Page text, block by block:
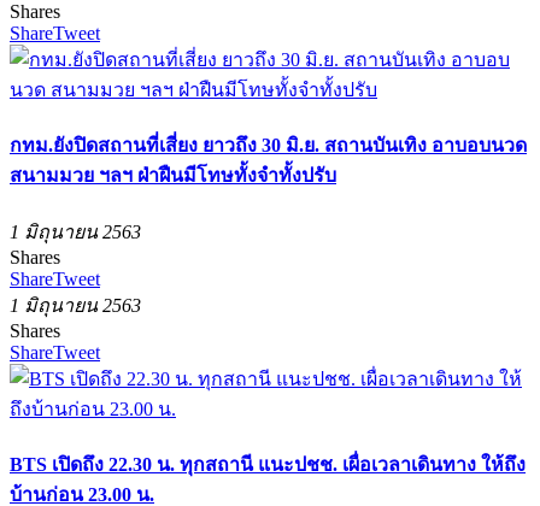
Shares
ShareTweet
กทม.ยังปิดสถานที่เสี่ยง ยาวถึง 30 มิ.ย. สถานบันเทิง อาบอบนวด
สนามมวย ฯลฯ ฝ่าฝืนมีโทษทั้งจำทั้งปรับ
1 มิถุนายน 2563
Shares
ShareTweet
1 มิถุนายน 2563
Shares
ShareTweet
BTS เปิดถึง 22.30 น. ทุกสถานี แนะปชช. เผื่อเวลาเดินทาง ให้ถึง
บ้านก่อน 23.00 น.